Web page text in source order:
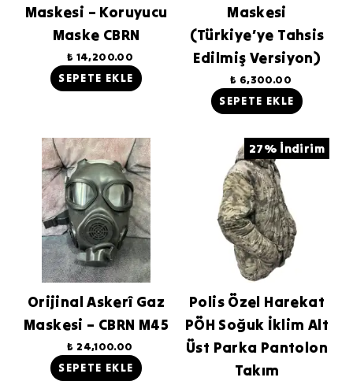
Maskesi – Koruyucu
Maske CBRN
₺ 14,200.00
SEPETE EKLE
Maskesi
(Türkiye’ye Tahsis
Edilmiş Versiyon)
₺ 6,300.00
SEPETE EKLE
Orijinal Askerî Gaz
Maskesi – CBRN M45
₺ 24,100.00
SEPETE EKLE
27% İndirim
Polis Özel Harekat
PÖH Soğuk İklim Alt
Üst Parka Pantolon
Takım